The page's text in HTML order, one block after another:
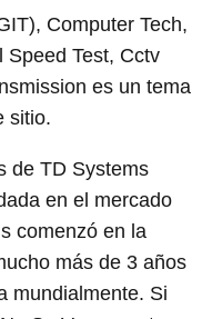
Computer Tech,
Speed Test, Cctv
es un tema
sitio.
de TD Systems
en el mercado
comenzó en la
más de 3 años
mundialmente. Si